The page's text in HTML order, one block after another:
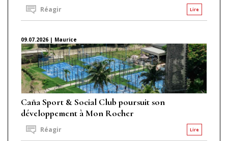
Lire
Réagir
09.07.2026 | Maurice
Caña Sport & Social Club poursuit son
développement à Mon Rocher
Lire
Réagir